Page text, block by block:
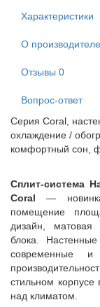
Характеристики
О производителе
Отзывы 0
Вопрос-ответ
Серия Coral,
охлаждение /
комфортный сон,
Сплит-система
Coral —
помещение
дизайн, матовая
блока.
современные и
стильном корпусе
над климатом.